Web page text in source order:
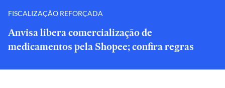
FISCALIZAÇÃO REFORÇADA
Anvisa libera comercialização de
medicamentos pela Shopee; confira regras